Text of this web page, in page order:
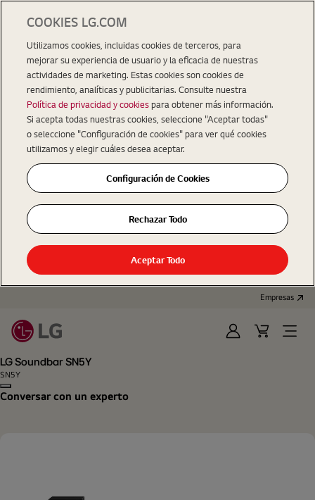
Empresas
IniciarCart
Open
LG Soundbar SN5Y
SN5Y
Copy model name
Conversar con un experto
COOKIES LG.COM
Utilizamos cookies, incluidas cookies de terceros, para
mejorar su experiencia de usuario y la eficacia de nuestras
actividades de marketing. Estas cookies son cookies de
rendimiento, analíticas y publicitarias. Consulte nuestra
Política de privacidad y cookiespara obtener más información.
Si acepta todas nuestras cookies, seleccione "Aceptar todas"
o seleccione "Configuración de cookies" para ver qué cookies
utilizamos y elegir cuáles desea aceptar.
Configuración de Cookies
Rechazar Todo
Aceptar Todo